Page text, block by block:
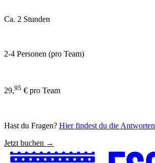
Ca. 2 Stunden
2-4 Personen (pro Team)
29,95 € pro Team
Hast du Fragen? Hier findest du die Antworten
Jetzt buchen →